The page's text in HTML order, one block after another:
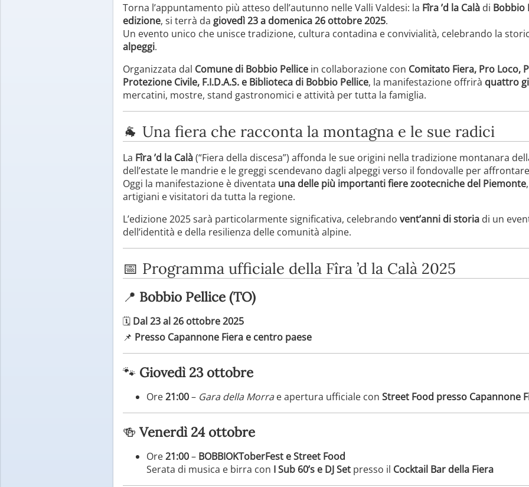
Torna l’appuntamento più atteso dell’autunno nelle Valli Valdesi: la Fîra ’d la Calà di Bobbio
edizione, si terrà da giovedì 23 a domenica 26 ottobre 2025.
Un evento unico che unisce tradizione, cultura contadina e convivialità, celebrando la
alpeggi.
Organizzata dal Comune di Bobbio Pellice in collaborazione con Comitato Fiera, Pro Loco,
Protezione Civile, F.I.D.A.S. e Biblioteca di Bobbio Pellice, la manifestazione offrirà quattro
mercatini, mostre, stand gastronomici e attività per tutta la famiglia.
🐐 Una fiera che racconta la montagna e le sue radici
La Fîra ’d la Calà(“Fiera della discesa”) affonda le sue origini nella tradizione montanara
dell’estate le mandrie e le greggi scendevano dagli alpeggi verso il fondovalle per
Oggi la manifestazione è diventata una delle più importanti fiere zootecniche del Piemonte
artigiani e visitatori da tutta la regione.
L’edizione 2025 sarà particolarmente significativa, celebrando vent’anni di storia di un
dell’identità e della resilienza delle comunità alpine.
📅 Programma ufficiale della Fîra ’d la Calà 2025
📍 Bobbio Pellice (TO)
🗓 Dal 23 al 26 ottobre 2025
📌 Presso Capannone Fiera e centro paese
🐾 Giovedì 23 ottobre
Ore21:00– Gara della Morrae apertura ufficiale con Street Food presso Capannone
🍻 Venerdì 24 ottobre
Ore21:00– BOBBIOKToberFest e Street Food
Serata di musica e birra con I Sub 60’s e DJ Set presso il Cocktail Bar della Fiera